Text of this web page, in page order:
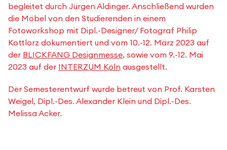
begleitet durch Jürgen Aldinger. Anschließend wurden
die Möbel von den Studierenden in einem
Fotoworkshop mit Dipl.-Designer/ Fotograf Philip
Kottlorz dokumentiert und vom 10.-12. März 2023 auf
der BLICKFANG Designmesse, sowie vom 9.-12. Mai
2023 auf der INTERZUM Köln ausgestellt.
Der Semesterentwurf wurde betreut von Prof. Karsten
Weigel, Dipl.-Des. Alexander Klein und Dipl.-Des.
Melissa Acker.